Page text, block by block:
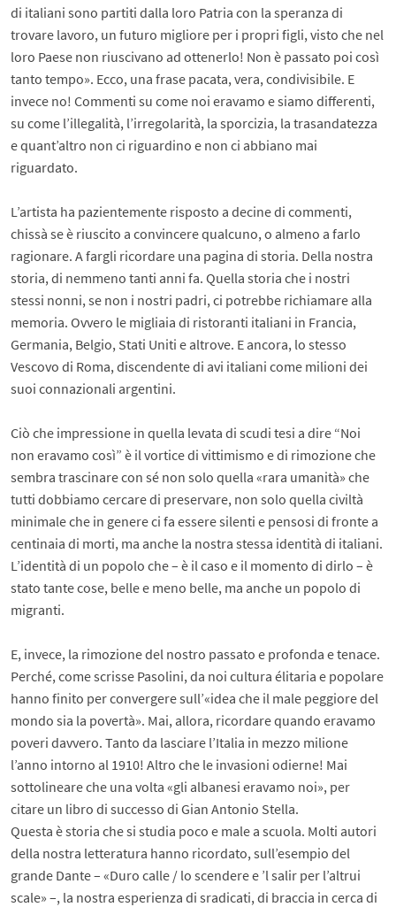
di italiani sono partiti dalla loro Patria con la speranza di
trovare lavoro, un futuro migliore per i propri figli, visto che nel
loro Paese non riuscivano ad ottenerlo! Non è passato poi così
tanto tempo». Ecco, una frase pacata, vera, condivisibile. E
invece no! Commenti su come noi eravamo e siamo differenti,
su come l’illegalità, l’irregolarità, la sporcizia, la trasandatezza
e quant’altro non ci riguardino e non ci abbiano mai
riguardato.
L’artista ha pazientemente risposto a decine di commenti,
chissà se è riuscito a convincere qualcuno, o almeno a farlo
ragionare. A fargli ricordare una pagina di storia. Della nostra
storia, di nemmeno tanti anni fa. Quella storia che i nostri
stessi nonni, se non i nostri padri, ci potrebbe richiamare alla
memoria. Ovvero le migliaia di ristoranti italiani in Francia,
Germania, Belgio, Stati Uniti e altrove. E ancora, lo stesso
Vescovo di Roma, discendente di avi italiani come milioni dei
suoi connazionali argentini.
Ciò che impressione in quella levata di scudi tesi a dire “Noi
non eravamo così” è il vortice di vittimismo e di rimozione che
sembra trascinare con sé non solo quella «rara umanità» che
tutti dobbiamo cercare di preservare, non solo quella civiltà
minimale che in genere ci fa essere silenti e pensosi di fronte a
centinaia di morti, ma anche la nostra stessa identità di italiani.
L’identità di un popolo che – è il caso e il momento di dirlo – è
stato tante cose, belle e meno belle, ma anche un popolo di
migranti.
E, invece, la rimozione del nostro passato e profonda e tenace.
Perché, come scrisse Pasolini, da noi cultura élitaria e popolare
hanno finito per convergere sull’«idea che il male peggiore del
mondo sia la povertà». Mai, allora, ricordare quando eravamo
poveri davvero. Tanto da lasciare l’Italia in mezzo milione
l’anno intorno al 1910! Altro che le invasioni odierne! Mai
sottolineare che una volta «gli albanesi eravamo noi», per
citare un libro di successo di Gian Antonio Stella.
Questa è storia che si studia poco e male a scuola. Molti autori
della nostra letteratura hanno ricordato, sull’esempio del
grande Dante – «Duro calle / lo scendere e ’l salir per l’altrui
scale» –, la nostra esperienza di sradicati, di braccia in cerca di